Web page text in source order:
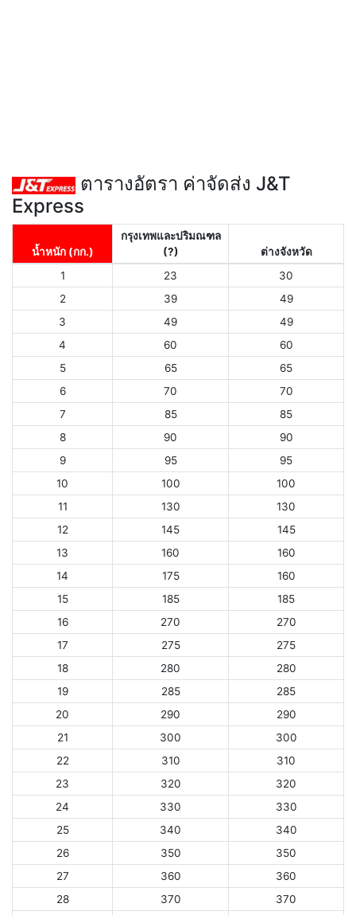
ตารางอัตรา ค่าจัดส่ง J&T
Express
น้ำหนัก (กก.)
กรุงเทพและปริมณฑล
(?)
ต่างจังหวัด
1
23
30
2
39
49
3
49
49
4
60
60
5
65
65
6
70
70
7
85
85
8
90
90
9
95
95
10
100
100
11
130
130
12
145
145
13
160
160
14
175
160
15
185
185
16
270
270
17
275
275
18
280
280
19
285
285
20
290
290
21
300
300
22
310
310
23
320
320
24
330
330
25
340
340
26
350
350
27
360
360
28
370
370